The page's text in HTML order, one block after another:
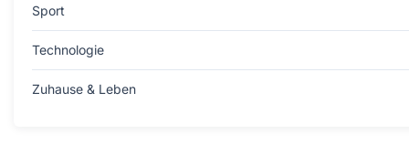
Sport
Technologie
Zuhause & Leben